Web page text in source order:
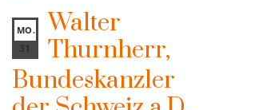
MO.
31
Walter
Thurnherr,
Bundeskanzler